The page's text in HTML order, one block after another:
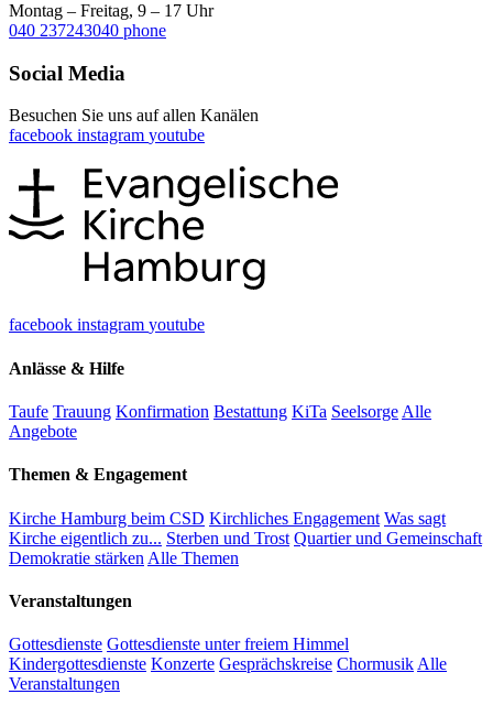
Montag – Freitag, 9 – 17 Uhr
040 237243040 phone
Social Media
Besuchen Sie uns auf allen Kanälen
facebook instagram youtube
facebook instagram youtube
Anlässe & Hilfe
Taufe Trauung Konfirmation Bestattung KiTa Seelsorge Alle
Angebote
Themen & Engagement
Kirche Hamburg beim CSD Kirchliches Engagement Was sagt
Kirche eigentlich zu... Sterben und Trost Quartier und Gemeinschaft
Demokratie stärken Alle Themen
Veranstaltungen
Gottesdienste Gottesdienste unter freiem Himmel
Kindergottesdienste Konzerte Gesprächskreise Chormusik Alle
Veranstaltungen